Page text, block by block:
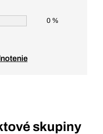
0 %
skupiny